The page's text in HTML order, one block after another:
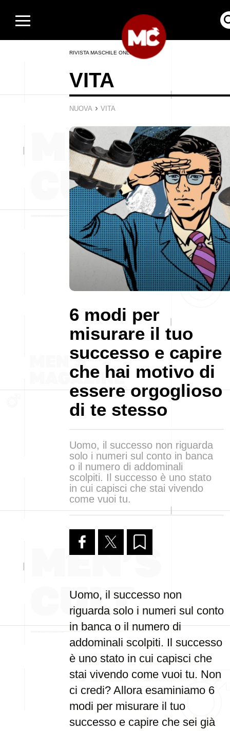
RIVISTA MASCHILE ONLINE
VITA
NUOVA › VITA
6 modi per
misurare il tuo
successo e capire
che hai motivo di
essere orgoglioso
di te stesso
Uomo, il successo non riguarda
solo i numeri sul conto in banca
o il numero di addominali
scolpiti. Il successo è uno stato
in cui capisci che stai vivendo
come vuoi tu.
Uomo, il successo non
riguarda solo i numeri sul conto
in banca o il numero di
addominali scolpiti. Il successo
è uno stato in cui capisci che
stai vivendo come vuoi tu. Non
ci credi? Allora esaminiamo 6
modi per misurare il tuo
successo e capire che sei già